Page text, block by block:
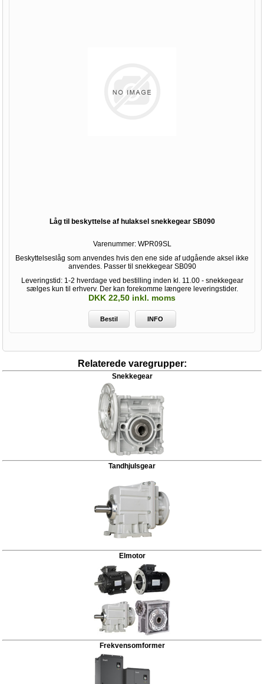
Låg til beskyttelse af hulaksel snekkegear SB090
Varenummer: WPR09SL
Beskyttelseslåg som anvendes hvis den ene side af udgående aksel ikke
anvendes. Passer til snekkegear SB090
Leveringstid: 1-2 hverdage ved bestilling inden kl. 11.00 - snekkegear
sælges kun til erhverv. Der kan forekomme længere leveringstider.
DKK 22,50 inkl. moms
Bestil INFO
Relaterede varegrupper:
Snekkegear
Tandhjulsgear
Elmotor
Frekvensomformer